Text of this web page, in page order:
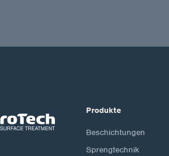
Produkte
Beschichtungen
Sprengtechnik